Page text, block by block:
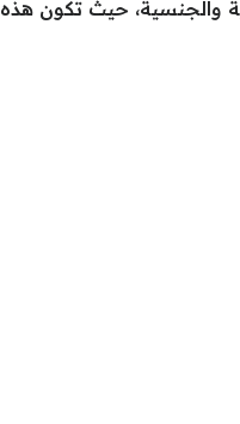
والجنسية، حيث تكون هذه